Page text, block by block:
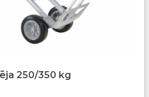
250/350 kg